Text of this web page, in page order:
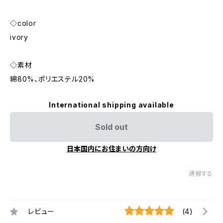
◇color
ivory
◇素材
綿80%、ポリエステル20%
International shipping available
Sold out
日本国内にお住まいの方向け
通報する
レビュー (4)